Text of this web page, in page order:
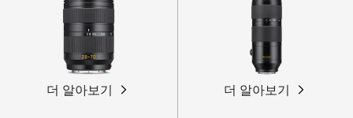
더 알아보기 더 알아보기